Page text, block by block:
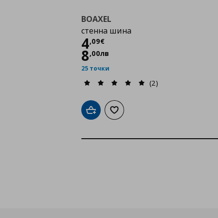
BOAXEL
стенна шина
4,09€
Цена
8,00лв
25 точки
(2)
Добави в кошницата
Добави към списъка с любими